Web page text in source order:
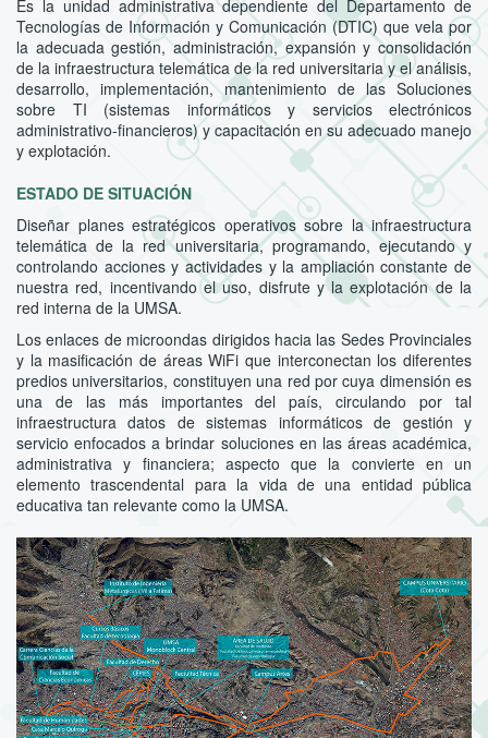
Es la unidad administrativa dependiente del Departamento de
Tecnologías de Información y Comunicación (DTIC) que vela por
la adecuada gestión, administración, expansión y consolidación
de la infraestructura telemática de la red universitaria y el análisis,
desarrollo, implementación, mantenimiento de las Soluciones
sobre TI (sistemas informáticos y servicios electrónicos
administrativo-financieros) y capacitación en su adecuado manejo
y explotación.
ESTADO DE SITUACIÓN
Diseñar planes estratégicos operativos sobre la infraestructura
telemática de la red universitaria, programando, ejecutando y
controlando acciones y actividades y la ampliación constante de
nuestra red, incentivando el uso, disfrute y la explotación de la
red interna de la UMSA.
Los enlaces de microondas dirigidos hacia las Sedes Provinciales
y la masificación de áreas WiFi que interconectan los diferentes
predios universitarios, constituyen una red por cuya dimensión es
una de las más importantes del país, circulando por tal
infraestructura datos de sistemas informáticos de gestión y
servicio enfocados a brindar soluciones en las áreas académica,
administrativa y financiera; aspecto que la convierte en un
elemento trascendental para la vida de una entidad pública
educativa tan relevante como la UMSA.